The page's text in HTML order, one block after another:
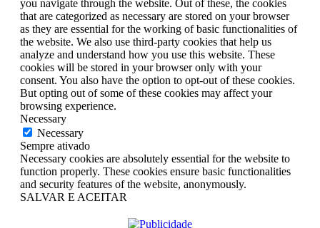
you navigate through the website. Out of these, the cookies
that are categorized as necessary are stored on your browser
as they are essential for the working of basic functionalities of
the website. We also use third-party cookies that help us
analyze and understand how you use this website. These
cookies will be stored in your browser only with your
consent. You also have the option to opt-out of these cookies.
But opting out of some of these cookies may affect your
browsing experience.
Necessary
Necessary
Sempre ativado
Necessary cookies are absolutely essential for the website to
function properly. These cookies ensure basic functionalities
and security features of the website, anonymously.
SALVAR E ACEITAR